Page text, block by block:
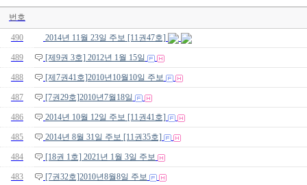
번호
490 2014년 11월 23일 주보 [11권47호]
489 [제9권 3호] 2012년 1월 15일
488 [제7권41호]2010년10월10일 주보
487 [7권29호]2010년7월18일
486 2014년 10월 12일 주보 [11권41호]
485 2014년 8월 31일 주보 [11권35호]
484 [18권 1호] 2021년 1월 3일 주보
483 [7권32호]2010년8월8일 주보